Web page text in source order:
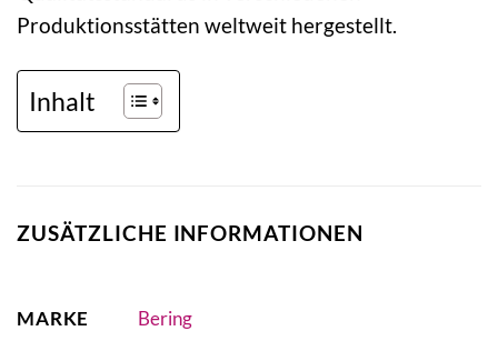
Produktionsstätten weltweit hergestellt.
Inhalt
ZUSÄTZLICHE INFORMATIONEN
MARKE Bering